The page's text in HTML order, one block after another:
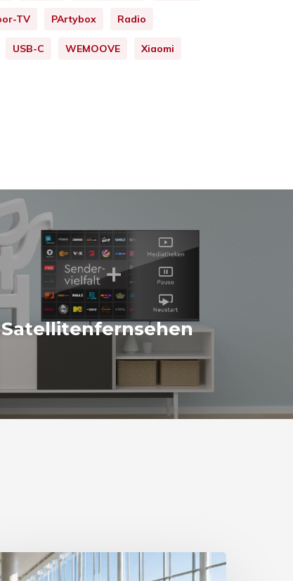
TV PArtybox Radio
USB-C WEMOOVE Xiaomi